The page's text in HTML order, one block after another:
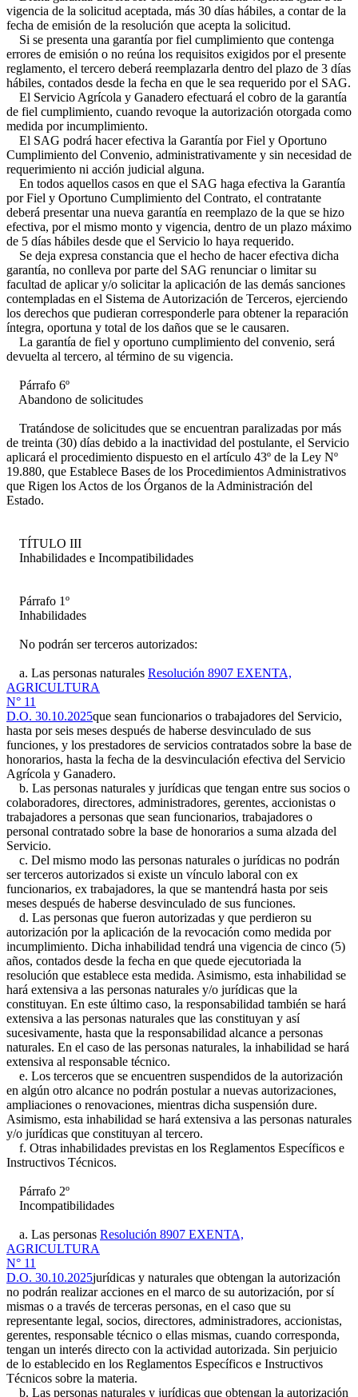
vigencia de la solicitud aceptada, más 30 días hábiles, a contar de la
fecha de emisión de la resolución que acepta la solicitud.
Si se presenta una garantía por fiel cumplimiento que contenga
errores de emisión o no reúna los requisitos exigidos por el presente
reglamento, el tercero deberá reemplazarla dentro del plazo de 3 días
hábiles, contados desde la fecha en que le sea requerido por el SAG.
El Servicio Agrícola y Ganadero efectuará el cobro de la garantía
de fiel cumplimiento, cuando revoque la autorización otorgada como
medida por incumplimiento.
El SAG podrá hacer efectiva la Garantía por Fiel y Oportuno
Cumplimiento del Convenio, administrativamente y sin necesidad de
requerimiento ni acción judicial alguna.
En todos aquellos casos en que el SAG haga efectiva la Garantía
por Fiel y Oportuno Cumplimiento del Contrato, el contratante
deberá presentar una nueva garantía en reemplazo de la que se hizo
efectiva, por el mismo monto y vigencia, dentro de un plazo máximo
de 5 días hábiles desde que el Servicio lo haya requerido.
Se deja expresa constancia que el hecho de hacer efectiva dicha
garantía, no conlleva por parte del SAG renunciar o limitar su
facultad de aplicar y/o solicitar la aplicación de las demás sanciones
contempladas en el Sistema de Autorización de Terceros, ejerciendo
los derechos que pudieran corresponderle para obtener la reparación
íntegra, oportuna y total de los daños que se le causaren.
La garantía de fiel y oportuno cumplimiento del convenio, será
devuelta al tercero, al término de su vigencia.
Párrafo 6º
Abandono de solicitudes
Tratándose de solicitudes que se encuentran paralizadas por más
de treinta (30) días debido a la inactividad del postulante, el Servicio
aplicará el procedimiento dispuesto en el artículo 43º de la Ley Nº
19.880, que Establece Bases de los Procedimientos Administrativos
que Rigen los Actos de los Órganos de la Administración del
Estado.
TÍTULO III
Inhabilidades e Incompatibilidades
Párrafo 1º
Inhabilidades
No podrán ser terceros autorizados:
a. Las personas naturales Resolución 8907 EXENTA,
AGRICULTURA
N° 11
D.O. 30.10.2025que sean funcionarios o trabajadores del Servicio,
hasta por seis meses después de haberse desvinculado de sus
funciones, y los prestadores de servicios contratados sobre la base de
honorarios, hasta la fecha de la desvinculación efectiva del Servicio
Agrícola y Ganadero.
b. Las personas naturales y jurídicas que tengan entre sus socios o
colaboradores, directores, administradores, gerentes, accionistas o
trabajadores a personas que sean funcionarios, trabajadores o
personal contratado sobre la base de honorarios a suma alzada del
Servicio.
c. Del mismo modo las personas naturales o jurídicas no podrán
ser terceros autorizados si existe un vínculo laboral con ex
funcionarios, ex trabajadores, la que se mantendrá hasta por seis
meses después de haberse desvinculado de sus funciones.
d. Las personas que fueron autorizadas y que perdieron su
autorización por la aplicación de la revocación como medida por
incumplimiento. Dicha inhabilidad tendrá una vigencia de cinco (5)
años, contados desde la fecha en que quede ejecutoriada la
resolución que establece esta medida. Asimismo, esta inhabilidad se
hará extensiva a las personas naturales y/o jurídicas que la
constituyan. En este último caso, la responsabilidad también se hará
extensiva a las personas naturales que las constituyan y así
sucesivamente, hasta que la responsabilidad alcance a personas
naturales. En el caso de las personas naturales, la inhabilidad se hará
extensiva al responsable técnico.
e. Los terceros que se encuentren suspendidos de la autorización
en algún otro alcance no podrán postular a nuevas autorizaciones,
ampliaciones o renovaciones, mientras dicha suspensión dure.
Asimismo, esta inhabilidad se hará extensiva a las personas naturales
y/o jurídicas que constituyan al tercero.
f. Otras inhabilidades previstas en los Reglamentos Específicos e
Instructivos Técnicos.
Párrafo 2º
Incompatibilidades
a. Las personas Resolución 8907 EXENTA,
AGRICULTURA
N° 11
D.O. 30.10.2025jurídicas y naturales que obtengan la autorización
no podrán realizar acciones en el marco de su autorización, por sí
mismas o a través de terceras personas, en el caso que su
representante legal, socios, directores, administradores, accionistas,
gerentes, responsable técnico o ellas mismas, cuando corresponda,
tengan un interés directo con la actividad autorizada. Sin perjuicio
de lo establecido en los Reglamentos Específicos e Instructivos
Técnicos sobre la materia.
b. Las personas naturales y jurídicas que obtengan la autorización